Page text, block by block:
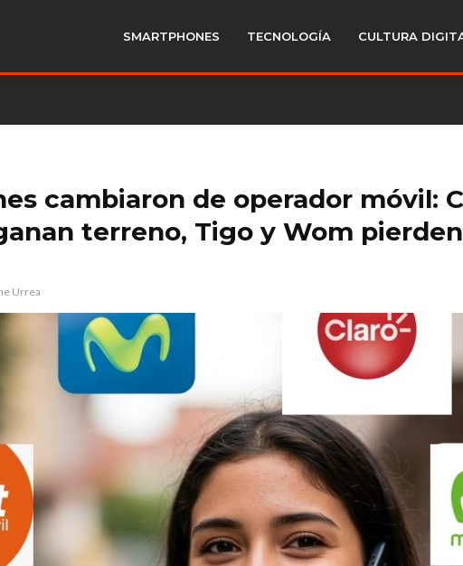
SMARTPHONES TECNOLOGÍA CULTURA
cambiaron de operador móvil:
terreno, Tigo y Wom pierden
Urrea